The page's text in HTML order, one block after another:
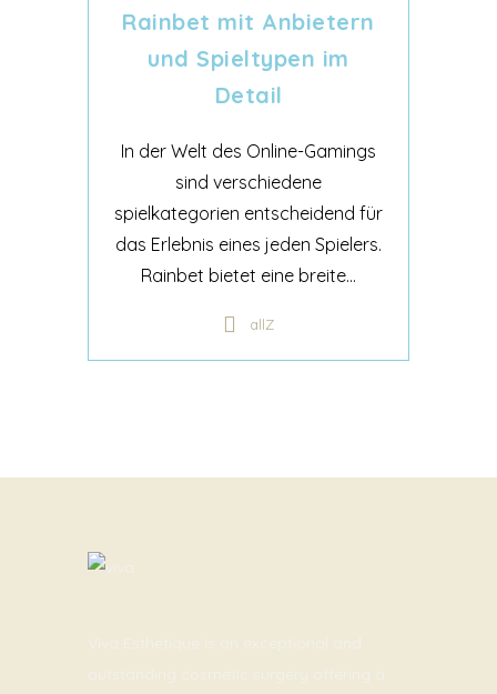
Rainbet mit Anbietern
und Spieltypen im
Detail
In der Welt des Online-Gamings
sind verschiedene
spielkategorien entscheidend für
das Erlebnis eines jeden Spielers.
Rainbet bietet eine breite...
allZ
Viva Esthetique is an exceptional and
outstanding cosmetic surgery offering a